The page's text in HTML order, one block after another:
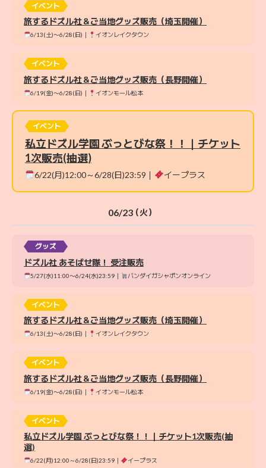
イベント
旅するドズル社＆ご当地グッズ販売（埼玉開催）
6/13(土)〜6/28(日)｜ イオンレイクタウン
イベント
旅するドズル社＆ご当地グッズ販売（長野開催）
6/19(金)〜6/28(日)｜ イオンモール松本
イベント
私立ドズル学園 ぶっとびな祭！！｜チケット
1次販売(抽選)
6/22(月)12:00～6/28(日)23:59｜ イープラス
06/23（火）
グッズ
ドズル社 あそばせ隊！ 受注販売
5/27(水)11:00〜6/24(水)23:59｜ バンダイガシャポンオンライン
イベント
旅するドズル社＆ご当地グッズ販売（埼玉開催）
6/13(土)〜6/28(日)｜ イオンレイクタウン
イベント
旅するドズル社＆ご当地グッズ販売（長野開催）
6/19(金)〜6/28(日)｜ イオンモール松本
イベント
私立ドズル学園 ぶっとびな祭！！｜チケット1次販売(抽
選)
6/22(月)12:00～6/28(日)23:59｜ イープラス